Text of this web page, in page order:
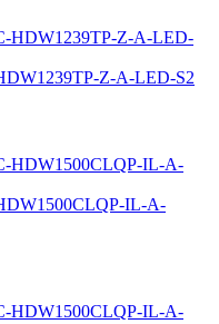
Z-A-LED-S2
IL-A-